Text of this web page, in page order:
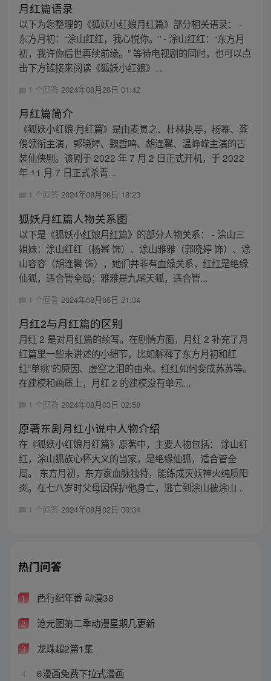
月红篇语录
以下为您整理的《狐妖小红娘月红篇》部分相关语录： -
东方月初：“涂山红红，我心悦你。” - 涂山红红：“东方月
初，我许你后世再续前缘。” 等待电视剧的同时，也可以点
击下方链接来阅读《狐妖小红娘》...
1 个回答 2024年08月28日 01:42
月红篇简介
《狐妖小红娘·月红篇》是由麦贯之、杜林执导，杨幂、龚
俊领衔主演，郭晓婷、魏哲鸣、胡连馨、温峥嵘主演的古
装仙侠剧。该剧于 2022 年 7 月 2 日正式开机，于 2022
年 11 月 7 日正式杀青...
1 个回答 2024年08月06日 18:23
狐妖月红篇人物关系图
以下是《狐妖小红娘月红篇》的部分人物关系： - 涂山三
姐妹：涂山红红（杨幂 饰）、涂山雅雅（郭晓婷 饰）、涂
山容容（胡连馨 饰），她们并非有血缘关系，红红是绝缘
仙狐，适合管全局；雅雅是九尾天狐，适合管...
1 个回答 2024年08月05日 21:34
月红2与月红篇的区别
月红 2 是对月红篇的续写。在剧情方面，月红 2 补充了月
红篇里一些未讲述的小细节，比如解释了东方月初和红
红“单挑”的原因、虚空之泪的由来、红红如何变成苏苏等。
在建模和画质上，月红 2 的建模没有单元...
1 个回答 2024年08月03日 02:58
原著东剧月红小说中人物介绍
在《狐妖小红娘月红篇》原著中，主要人物包括： 涂山红
红，涂山狐族心怀大义的当家，是绝缘仙狐，适合管全
局。 东方月初，东方家血脉独特，能练成灭妖神火纯质阳
炎。在七八岁时父母因保护他身亡，逃亡到涂山被涂山...
1 个回答 2024年08月02日 00:34
热门问答
1 西行纪年番 动漫38
2 沧元图第二季动漫星期几更新
3 龙珠超2第1集
4 6漫画免费下拉式漫画